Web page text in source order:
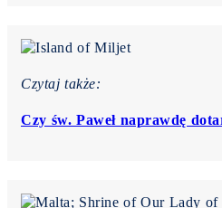
Czytaj także:
Czy św. Paweł naprawdę